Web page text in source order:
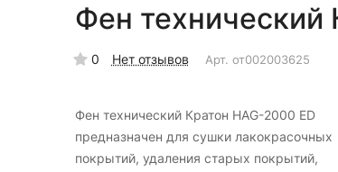
Фен технический
0 Нет отзывов Арт. от002003625
Фен технический Кратон HAG-2000 ED
предназначен для сушки лакокрасочных
покрытий, удаления старых покрытий,